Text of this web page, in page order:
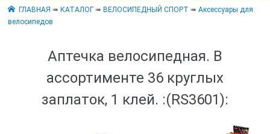
ГЛАВНАЯ ➠КАТАЛОГ ➠ВЕЛОСИПЕДНЫЙ СПОРТ ➠Аксессуары для
велосипедов
Аптечка велосипедная. В
ассортименте 36 круглых
заплаток, 1 клей. :(RS3601):